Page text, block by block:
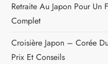
Retraite Au Japon Pour Un
Complet
Croisière Japon – Corée
Prix Et Conseils